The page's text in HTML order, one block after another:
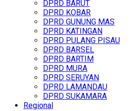
DPRD BARUT
DPRD KOBAR
DPRD GUNUNG MAS
DPRD KATINGAN
DPRD PULANG PISAU
DPRD BARSEL
DPRD BARTIM
DPRD MURA
DPRD SERUYAN
DPRD LAMANDAU
DPRD SUKAMARA
Regional